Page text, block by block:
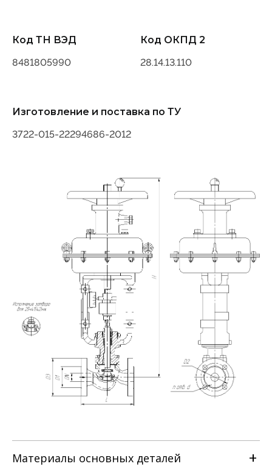
Код ТН ВЭД
8481805990
Код ОКПД 2
28.14.13.110
Изготовление и поставка по ТУ
3722-015-22294686-2012
Материалы основных деталей